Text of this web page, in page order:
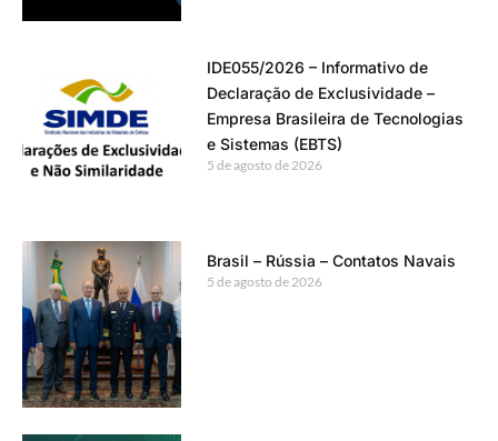
IDE055/2026 – Informativo de
Declaração de Exclusividade –
Empresa Brasileira de Tecnologias
e Sistemas (EBTS)
5 de agosto de 2026
Brasil – Rússia – Contatos Navais
5 de agosto de 2026